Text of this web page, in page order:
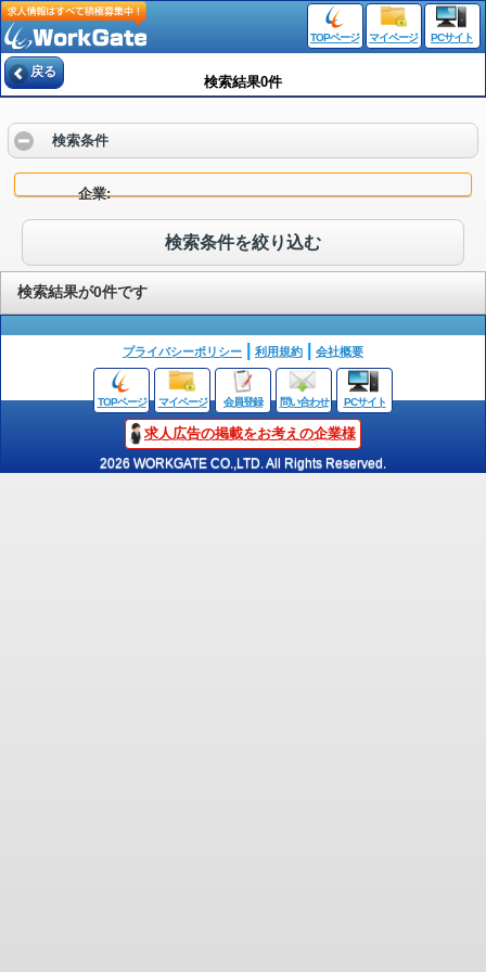
TOPページ マイページ PCサイト
戻る
検索結果0件
検索条件
企業
検索条件を絞り込む
検索結果が0件です
プライバシーポリシー 利用規約 会社概要
TOPページ マイページ 会員登録 問い合わせ PCサイト
求人広告の掲載をお考えの企業様
2026 WORKGATE CO.,LTD. All Rights Reserved.